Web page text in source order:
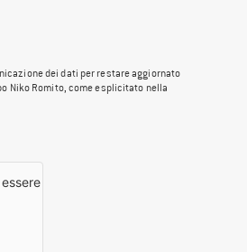
dei dati per restare aggiornato
Niko Romito, come esplicitato nella